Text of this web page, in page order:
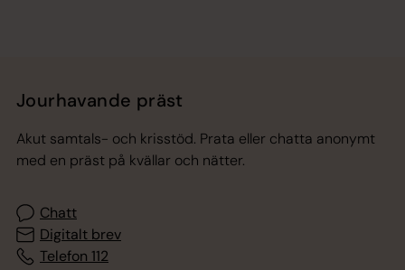
Jourhavande präst
Akut samtals- och krisstöd. Prata eller chatta anonymt
med en präst på kvällar och nätter.
Chatt
Digitalt brev
Telefon 112